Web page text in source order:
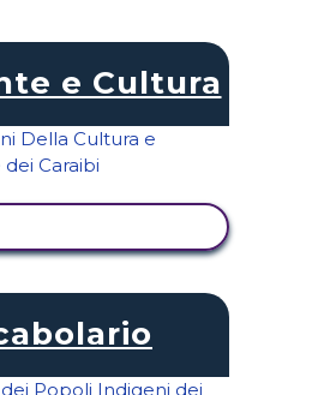
e Cultura